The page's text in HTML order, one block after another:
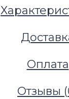
Оплата
Отзывы (